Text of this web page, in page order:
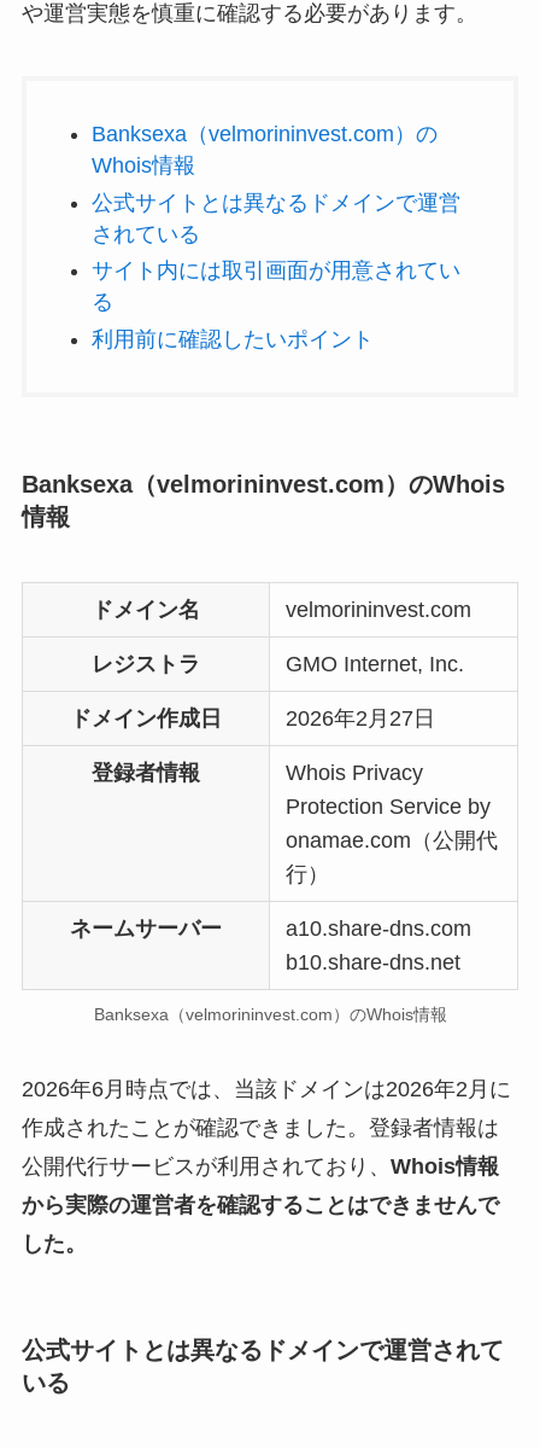
や運営実態を慎重に確認する必要があります。
Banksexa（velmorininvest.com）の
Whois情報
公式サイトとは異なるドメインで運営
されている
サイト内には取引画面が用意されてい
る
利用前に確認したいポイント
Banksexa（velmorininvest.com）のWhois
情報
ドメイン名 velmorininvest.com
レジストラ GMO Internet, Inc.
ドメイン作成日 2026年2月27日
登録者情報
Whois Privacy
Protection Service by
onamae.com（公開代
行）
ネームサーバー
a10.share-dns.com
b10.share-dns.net
Banksexa（velmorininvest.com）のWhois情報
2026年6月時点では、当該ドメインは2026年2月に
作成されたことが確認できました。登録者情報は
公開代行サービスが利用されており、 Whois情報
から実際の運営者を確認することはできませんで
した。
公式サイトとは異なるドメインで運営されて
いる